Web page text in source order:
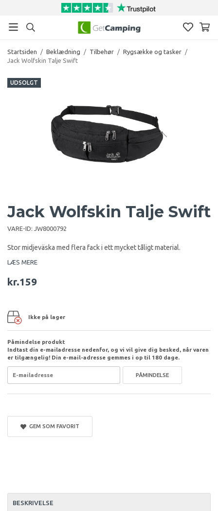
Startsiden / Beklædning / Tilbehør / Rygsække og tasker /
Jack Wolfskin Talje Swift
UDSOLGT
Jack Wolfskin Talje Swift
VARE-ID: JW8000792
Stor midjeväska med flera fack i ett mycket tåligt material.
LÆS MERE
kr.159
Ikke på lager
Påmindelse produkt
Indtast din e-mailadresse nedenfor, og vi vil give dig besked, når varen
er tilgængelig! Din e-mail-adresse gemmes i op til 180 dage.
PÅMINDELSE
GEM SOM FAVORIT
BESKRIVELSE